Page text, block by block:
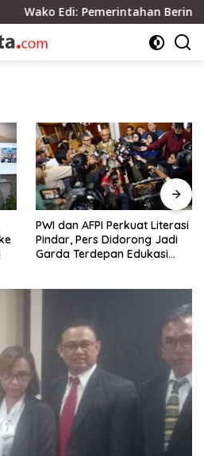
Edi: Pemerintahan
PWI dan AFPI Perkuat Literasi
Pindar, Pers Didorong Jadi
Garda Terdepan Edukasi